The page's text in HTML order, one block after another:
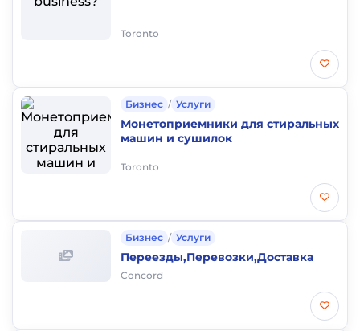
Toronto
Бизнес / Услуги
Монетоприемники для стиральных
машин и сушилок
Toronto
Бизнес / Услуги
Переезды,Перевозки,Доставка
Concord